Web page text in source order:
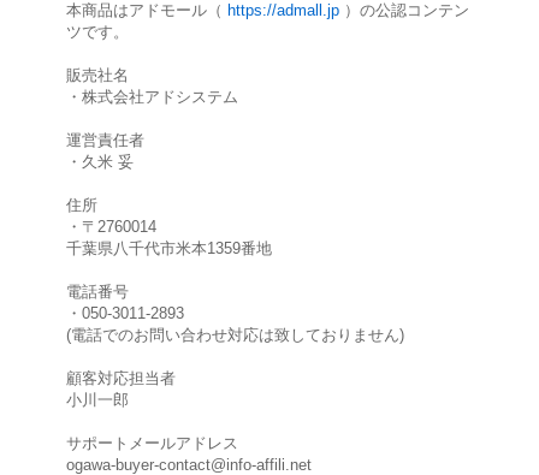
本商品はアドモール（ https://admall.jp）の公認コンテン
ツです。
販売社名
・株式会社アドシステム
運営責任者
・久米 妥
住所
・〒2760014
千葉県八千代市米本1359番地
電話番号
・050-3011-2893
(電話でのお問い合わせ対応は致しておりません)
顧客対応担当者
小川一郎
サポートメールアドレス
ogawa-buyer-contact@info-affili.net